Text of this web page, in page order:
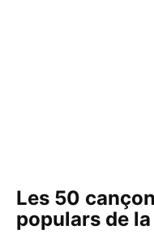
Les 50
populars de